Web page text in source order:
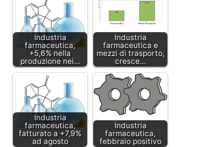
Industria
farmaceutica,
+5,6% nella
produzione nei…
Industria
farmaceutica e
mezzi di trasporto,
cresce…
Industria
farmaceutica,
fatturato a +7,9%
ad agosto
Industria
farmaceutica,
febbraio positivo